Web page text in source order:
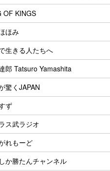
OF KINGS
ほみ
生きる人たちへ
郎 Tatsuro Yamashita
驚くJAPAN
ず
ス武ラジオ
れもーど
か勝たんチャンネル